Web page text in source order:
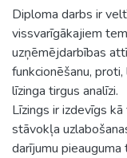
Diploma darbs ir
vissvarīgākajiem
uzņēmējdarbības
funkcionēšanu,
līzinga tirgus analīzi.
Līzings ir izdevīgs
stāvokļa
darījumu pieauguma